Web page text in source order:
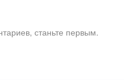
станьте первым.